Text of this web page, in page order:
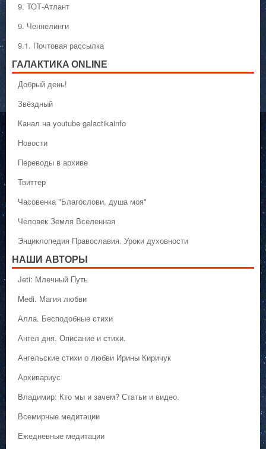
9. ТОТ-Атлант
9. Ченнелинги
9.1. Почтовая рассылка
ГАЛАКТИКA ONLINE
Добрый день!
Звёздный
Канал на youtube galactikainfo
Новости
Переводы в архиве
Твиттер
Часовенка "Благослови, душа моя"
Человек Земля Вселенная
Энциклопедия Православия. Уроки духовности
НАШИ АВТОРЫ
Jeti: Млечный Путь
Medi. Магия любви
Алла. Бесподобные стихи
Ангел дня. Описание и стихи.
Ангельские стихи о любви Ирины Киричук
Архивариус
Владимир: Кто мы и зачем? Статьи и видео.
Всемирные медитации
Ежедневные медитации